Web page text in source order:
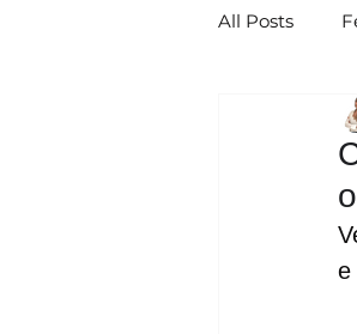
All Posts
Semana
e